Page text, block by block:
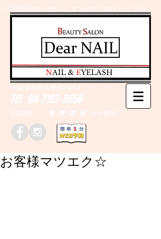
千葉県野田市のネイルサロン、まつげエクステはＤｅａｒＮAILへ
TEL 04-7197-5556
営業時間 10：00～20：00 (予約優先)
千葉県野田市野田790-1
​NAIL & EYELASH
お客様マツエク☆